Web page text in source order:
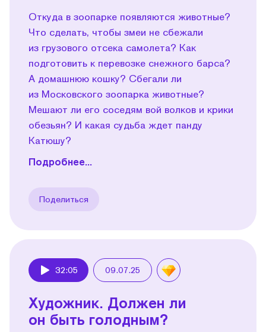
Откуда в зоопарке появляются животные?
Что сделать, чтобы змеи не сбежали
из грузового отсека самолета? Как
подготовить к перевозке снежного барса?
А домашнюю кошку? Сбегали ли
из Московского зоопарка животные?
Мешают ли его соседям вой волков и крики
обезьян? И какая судьба ждет панду
Катюшу?
Подробнее...
Поделиться
32:05 09.07.25
Художник. Должен ли
он быть голодным?